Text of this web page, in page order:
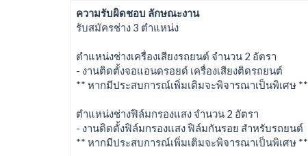
ความรับผิดชอบ ลักษณะงาน
รับสมัครช่าง 3 ตำแหน่ง
ตำแหน่งช่างเครื่องเสียงรถยนต์ จำนวน 2 อัตรา
- งานติดตั้งจอแอนดรอยด์ เครื่องเสียงติดรถยนต์
** หากมีประสบการณ์เพิ่มเติมจะพิจารณาเป็นพิเศษ **
ตำแหน่งช่างฟิล์มกรองแสง จำนวน 2 อัตรา
- งานติดตั้งฟิล์มกรองแสง ฟิล์มกันรอย สำหรับรถยนต์
** หากมีประสบการณ์เพิ่มเติมจะพิจารณาเป็นพิเศษ **